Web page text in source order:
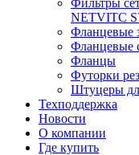
Фильтры
NETVITC
Фланцевые
Фланцевые
Фланцы
Футорки
Штуцеры
Техподдержка
Новости
О компании
Где купить